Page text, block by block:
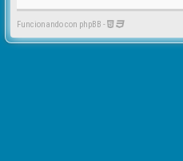
Funcionando con phpBB -